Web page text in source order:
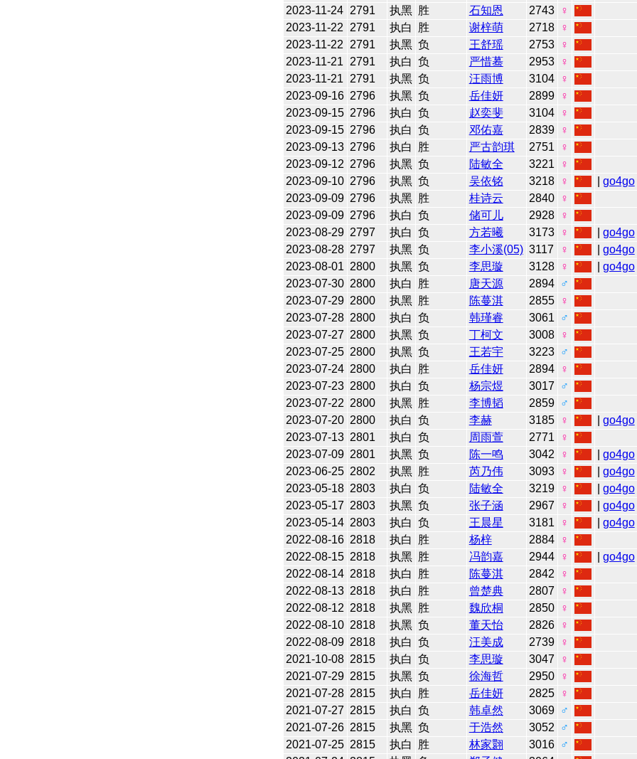
2023-11-24
2791 执黑 胜 石知恩 2743
♀
2023-11-22
2791 执白 胜 谢梓萌 2718
♀
2023-11-22
2791 执黑 负 王舒瑶 2753
♀
2023-11-21
2791 执白 负 严惜蓦 2953
♀
2023-11-21
2791 执黑 负 汪雨博 3104
♀
2023-09-16 2796 执黑 负 岳佳妍 2899
♀
2023-09-15 2796 执白 负 赵奕斐 3104
♀
2023-09-15 2796 执白 负 邓佑嘉 2839
♀
2023-09-13 2796 执白 胜 严古韵琪 2751
♀
2023-09-12 2796 执黑 负 陆敏全 3221
♀
2023-09-10 2796 执黑 负 吴依铭 3218 ♀ go4go|
2023-09-09 2796 执黑 胜 桂诗云 2840
♀
2023-09-09 2796 执白 负 储可儿 2928
♀
2023-08-29 2797 执白 负 方若曦 3173 ♀ go4go|
2023-08-28 2797 执黑 负 李小溪(05) 3117 ♀ go4go|
2023-08-01 2800 执黑 负 李思璇 3128 ♀ go4go|
2023-07-30 2800 执白 胜 唐天源 2894
♂
2023-07-29 2800 执黑 胜 陈蔓淇 2855
♀
2023-07-28 2800 执白 负 韩瑾睿 3061
♂
2023-07-27 2800 执黑 负 丁柯文 3008
♀
2023-07-25 2800 执黑 负 王若宇 3223
♂
2023-07-24 2800 执白 胜 岳佳妍 2894
♀
2023-07-23 2800 执白 负 杨宗煜 3017
♂
2023-07-22 2800 执黑 胜 李博韬 2859
♂
2023-07-20 2800 执白 负 李赫 3185 ♀ go4go|
2023-07-13 2801 执白 负 周雨萱 2771
♀
2023-07-09 2801 执黑 负 陈一鸣 3042 ♀ go4go|
2023-06-25 2802 执黑 胜 芮乃伟 3093 ♀ go4go|
2023-05-18 2803 执白 负 陆敏全 3219 ♀ go4go|
2023-05-17 2803 执黑 负 张子涵 2967 ♀ go4go|
2023-05-14 2803 执白 负 王晨星 3181 ♀ go4go|
2022-08-16 2818 执白 胜 杨梓 2884
♀
2022-08-15 2818 执黑 胜 冯韵嘉 2944 ♀ go4go|
2022-08-14 2818 执白 胜 陈蔓淇 2842
♀
2022-08-13 2818 执白 胜 曾楚典 2807
♀
2022-08-12 2818 执黑 胜 魏欣桐 2850
♀
2022-08-10 2818 执黑 负 董天怡 2826
♀
2022-08-09 2818 执白 负 汪美成 2739
♀
2021-10-08 2815 执白 负 李思璇 3047
♀
2021-07-29 2815 执黑 负 徐海哲 2950
♀
2021-07-28 2815 执白 胜 岳佳妍 2825
♀
2021-07-27 2815 执白 负 韩卓然 3069
♂
2021-07-26 2815 执黑 负 于浩然 3052
♂
2021-07-25 2815 执白 胜 林家翾 3016
♂